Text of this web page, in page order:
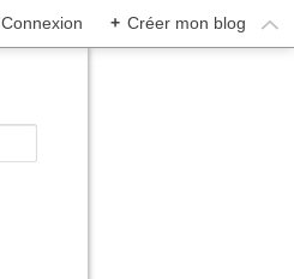
Connexion + Créer mon blog